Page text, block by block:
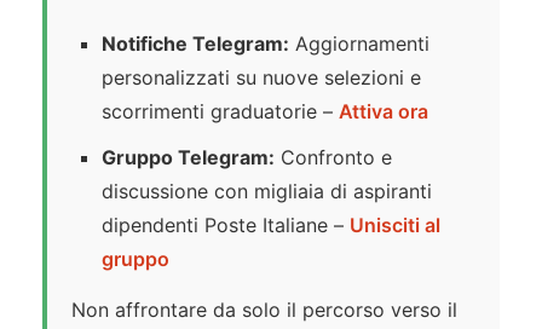
Notifiche Telegram: Aggiornamenti
personalizzati su nuove selezioni e
scorrimenti graduatorie – Attiva ora
Gruppo Telegram: Confronto e
discussione con migliaia di aspiranti
dipendenti Poste Italiane – Unisciti al
gruppo
Non affrontare da solo il percorso verso il